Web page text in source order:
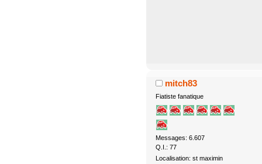
mitch83
Fiatiste fanatique
Messages: 6.607
Q.I.: 77
Localisation: st maximin